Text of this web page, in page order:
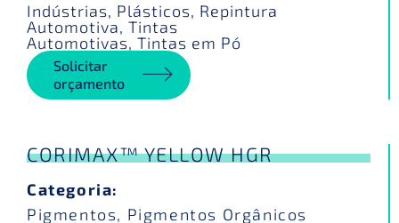
Indústrias, Plásticos, Repintura
Automotiva, Tintas
Automotivas, Tintas em Pó
Solicitar
orçamento
CORIMAX™ YELLOW HGR
Categoria:
Pigmentos, Pigmentos Orgânicos